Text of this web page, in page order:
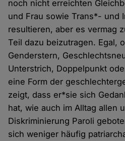
noch nicht erreichten
und Frau sowie Trans*- und
resultieren, aber es vermag
Teil dazu beizutragen. Egal,
Genderstern,
Unterstrich, Doppelpunkt
eine Form der
zeigt, dass er*sie sich
hat, wie auch im Alltag allen
Diskriminierung Paroli
sich weniger häufig